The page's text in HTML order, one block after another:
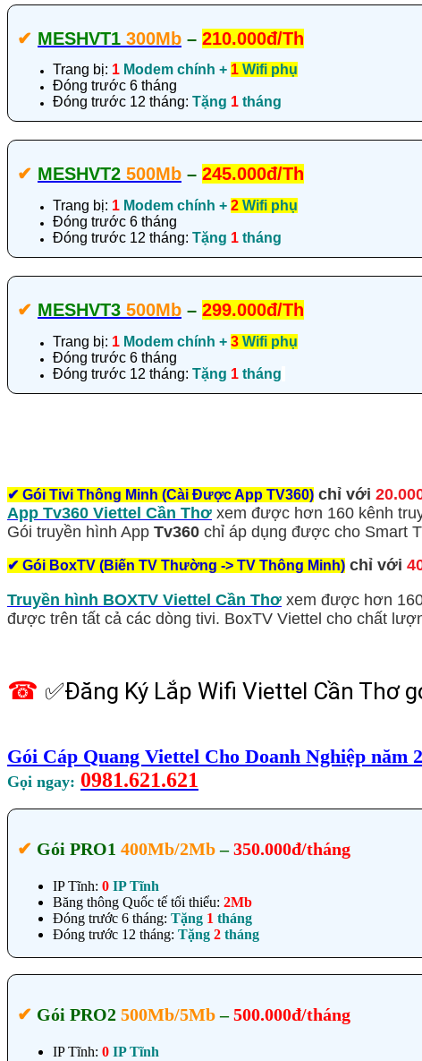
✔‎ MESHVT1 300Mb – 210.000đ/Th
Trang bị: 1 Modem chính + 1 Wifi phụ
Đóng trước 6 tháng
Đóng trước 12 tháng: Tặng 1 tháng
✔‎ MESHVT2 500Mb – 245.000đ/Th
Trang bị: 1 Modem chính + 2 Wifi phụ
Đóng trước 6 tháng
Đóng trước 12 tháng: Tặng 1 tháng
✔‎ MESHVT3 500Mb – 299.000đ/Th
Trang bị: 1 Modem chính + 3 Wifi phụ
Đóng trước 6 tháng
Đóng trước 12 tháng: Tặng 1 tháng
✔ Gói Tivi Thông Minh (Cài Được App TV360) chỉ với
App Tv360 Viettel Cần Thơ xem được hơn 160 kênh
Gói truyền hình App Tv360 chỉ áp dụng được cho Smart
✔ Gói BoxTV (Biến TV Thường -> TV Thông Minh) chỉ với
Truyền hình BOXTV Viettel Cần Thơ xem được hơn
được trên tất cả các dòng tivi. BoxTV Viettel cho chất
☎ ✅‎Đăng Ký Lắp Wifi Viettel Cần Thơ
Gói Cáp Quang Viettel Cho Doanh Nghiệp năm
Gọi ngay: 0981.621.621
✔‎ Gói PRO1 400Mb/2Mb–350.000đ/tháng
IP Tĩnh: 0 IP Tĩnh
Băng thông Quốc tế tối thiểu: 2Mb
Đóng trước 6 tháng: Tặng 1 tháng
Đóng trước 12 tháng: Tặng 2 tháng
✔‎ Gói PRO2 500Mb/5Mb–500.000đ/tháng
IP Tĩnh: 0 IP Tĩnh